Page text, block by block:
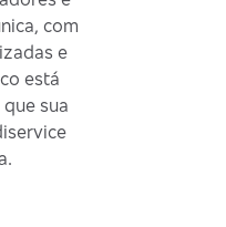
com
e
está
sua